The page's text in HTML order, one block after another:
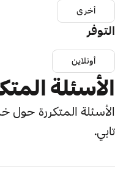
أخرى
التوفر
أونلاين
الأسئلة
الأسئلة المتكررة حول
تابي.